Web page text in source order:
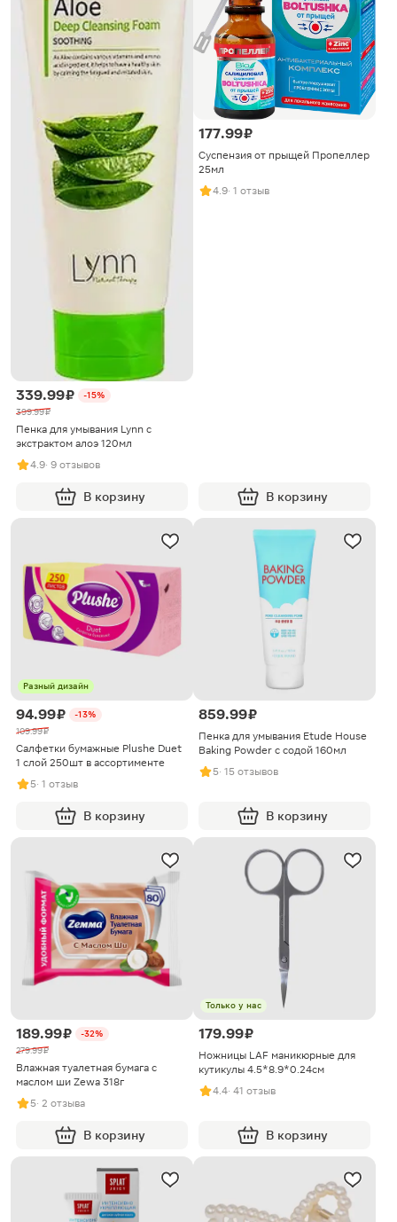
339.99 ₽
-15%
399.99 ₽
Пенка для умывания Lynn с
экстрактом алоэ 120мл
4.9· 9 отзывов
В корзину
177.99 ₽
Суспензия от прыщей Пропеллер
25мл
4.9· 1 отзыв
В корзину
Разный дизайн
94.99 ₽
-13%
109.99 ₽
Салфетки бумажные Plushe Duet
1 слой 250шт в ассортименте
5· 1 отзыв
В корзину
859.99 ₽
Пенка для умывания Etude House
Baking Powder с содой 160мл
5· 15 отзывов
В корзину
189.99 ₽
-32%
279.99 ₽
Влажная туалетная бумага с
маслом ши Zewa 318г
5· 2 отзыва
В корзину
Только у нас
179.99 ₽
Ножницы LAF маникюрные для
кутикулы 4.5*8.9*0.24см
4.4· 41 отзыв
В корзину